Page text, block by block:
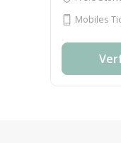
Mobiles